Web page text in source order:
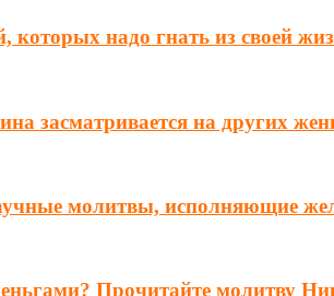
которых надо гнать из своей
засматривается на других
молитвы, исполняющие
Прочитайте молитву